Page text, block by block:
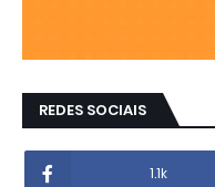
REDES SOCIAIS
1.1k